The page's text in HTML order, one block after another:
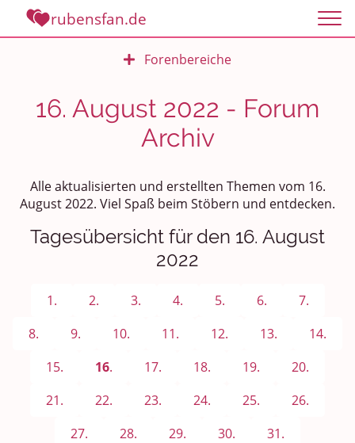
rubensfan.de
Forenbereiche
Rundum Leben
Politik und Weltgeschehen
Persönliches
Treffen und Stammtische
Shopping und Bekleidung
Urlaub und Reisen
16. August 2022 - Forum
Archiv
Alle aktualisierten und erstellten Themen vom 16.
August 2022. Viel Spaß beim Stöbern und entdecken.
Tagesübersicht für den 16. August
2022
1. 2. 3. 4. 5. 6.
7.
8.
9. 10. 11. 12. 13.
14.
15.
16. 17. 18. 19.
20.
21.
22. 23. 24. 25.
26.
27.
28. 29. 30. 31.